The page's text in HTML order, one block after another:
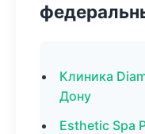
Клиника
Дону
Esthetic Spa